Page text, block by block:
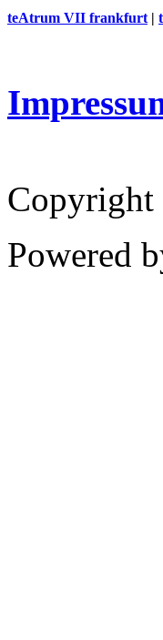
teAtrum VII frankfurt |
Powered